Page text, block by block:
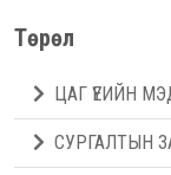
Төрөл
ЦАГ ҮЕИЙН
СУРГАЛТЫН